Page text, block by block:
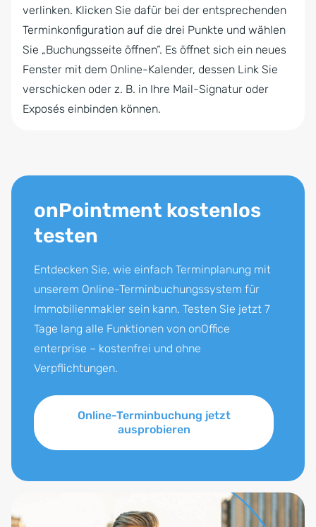
verlinken. Klicken Sie dafür bei der entsprechenden
Terminkonfiguration auf die drei Punkte und wählen
Sie „Buchungsseite öffnen“. Es öffnet sich ein neues
Fenster mit dem Online-Kalender, dessen Link Sie
verschicken oder z. B. in Ihre Mail-Signatur oder
Exposés einbinden können.
onPointment kostenlos
testen
Entdecken Sie, wie einfach Terminplanung mit
unserem Online-Terminbuchungssystem für
Immobilienmakler sein kann. Testen Sie jetzt 7
Tage lang alle Funktionen von onOffice
enterprise – kostenfrei und ohne
Verpflichtungen.
Online-Terminbuchung jetzt
ausprobieren